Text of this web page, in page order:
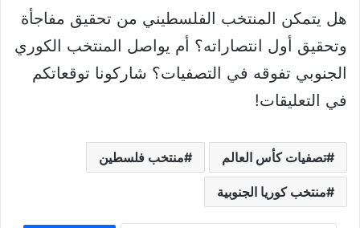
هل يتمكن المنتخب الفلسطيني من تحقيق مفاجأة
وتحقيق أول انتصاراته؟ أم يواصل المنتخب الكوري
الجنوبي تفوقه في التصفيات؟ شاركونا توقعاتكم
في التعليقات!
تصفيات كأس العالم منتخب فلسطين
منتخب كوريا الجنوبية